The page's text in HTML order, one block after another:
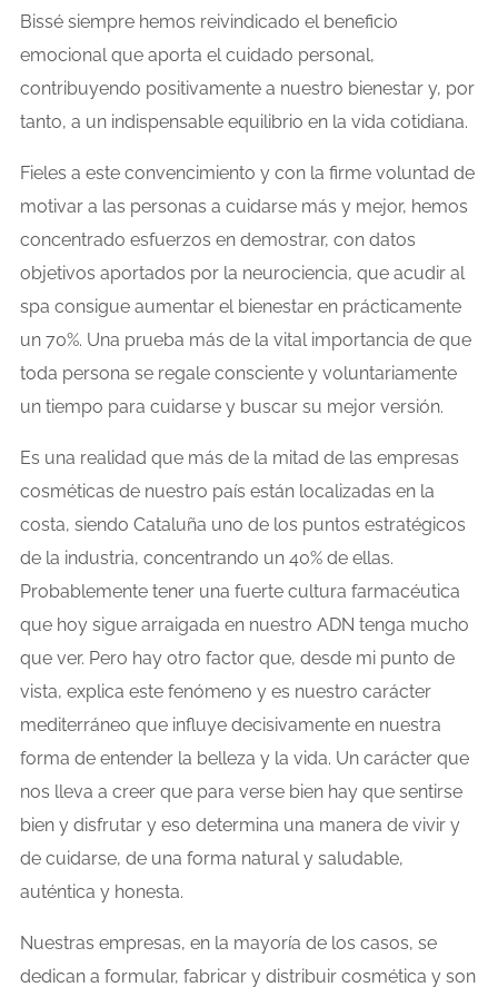
Bissé siempre hemos reivindicado el beneficio
emocional que aporta el cuidado personal,
contribuyendo positivamente a nuestro bienestar y, por
tanto, a un indispensable equilibrio en la vida cotidiana.
Fieles a este convencimiento y con la firme voluntad de
motivar a las personas a cuidarse más y mejor, hemos
concentrado esfuerzos en demostrar, con datos
objetivos aportados por la neurociencia, que acudir al
spa consigue aumentar el bienestar en prácticamente
un 70%. Una prueba más de la vital importancia de que
toda persona se regale consciente y voluntariamente
un tiempo para cuidarse y buscar su mejor versión.
Es una realidad que más de la mitad de las empresas
cosméticas de nuestro país están localizadas en la
costa, siendo Cataluña uno de los puntos estratégicos
de la industria, concentrando un 40% de ellas.
Probablemente tener una fuerte cultura farmacéutica
que hoy sigue arraigada en nuestro ADN tenga mucho
que ver. Pero hay otro factor que, desde mi punto de
vista, explica este fenómeno y es nuestro carácter
mediterráneo que influye decisivamente en nuestra
forma de entender la belleza y la vida. Un carácter que
nos lleva a creer que para verse bien hay que sentirse
bien y disfrutar y eso determina una manera de vivir y
de cuidarse, de una forma natural y saludable,
auténtica y honesta.
Nuestras empresas, en la mayoría de los casos, se
dedican a formular, fabricar y distribuir cosmética y son